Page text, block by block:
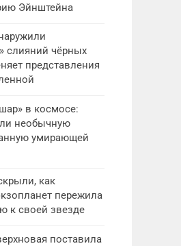
Эйнштейна
слияний чёрных
представления
в космосе:
необычную
умирающей
как
пережила
к своей звезде
поставила